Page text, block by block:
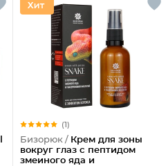
(1)
Бизорюк / Крем для зоны
вокруг глаз с пептидом
змеиного яда и